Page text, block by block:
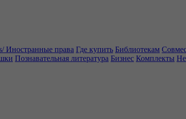
Иностранные права Где купить Библиотекам
Познавательная литература Бизнес Комплекты